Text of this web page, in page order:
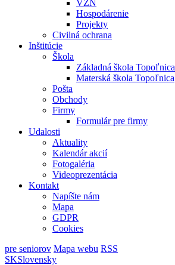
VZN
Hospodárenie
Projekty
Civilná ochrana
Inštitúcie
Škola
Základná škola Topoľnica
Materská škola Topoľnica
Pošta
Obchody
Firmy
Formulár pre firmy
Udalosti
Aktuality
Kalendár akcií
Fotogaléria
Videoprezentácia
Kontakt
Napíšte nám
Mapa
GDPR
Cookies
pre seniorov Mapa webu RSS
SKSlovensky